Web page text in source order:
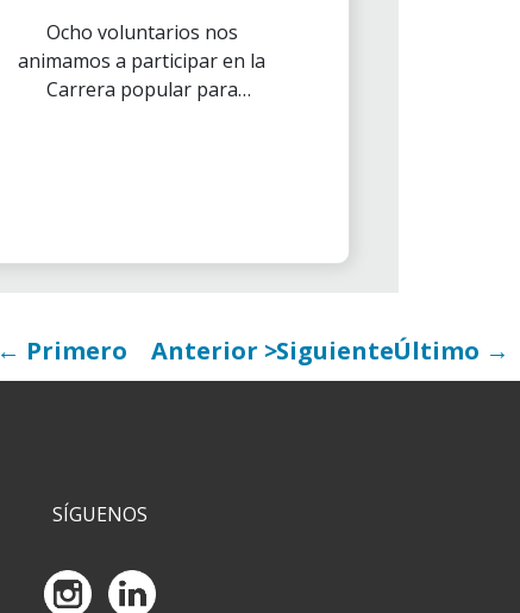
Ocho voluntarios nos
animamos a participar en la
Carrera popular para
← Primero Anterior SiguienteÚltimo →
SÍGUENOS